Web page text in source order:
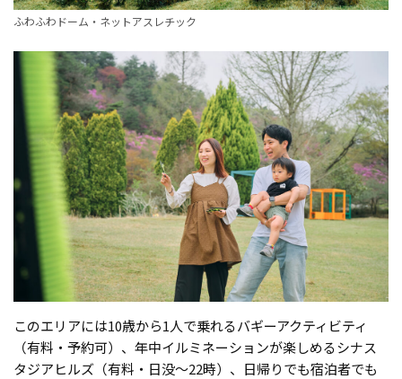
ふわふわドーム・ネットアスレチック
このエリアには10歳から1人で乗れるバギーアクティビティ
（有料・予約可）、年中イルミネーションが楽しめるシナス
タジアヒルズ（有料・日没〜22時）、日帰りでも宿泊者でも